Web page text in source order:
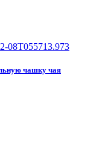
чашку чая